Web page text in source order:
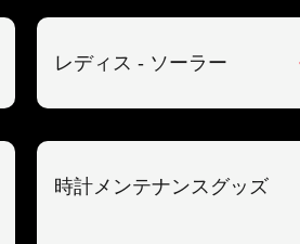
レディス - ソーラー
時計メンテナンスグッズ